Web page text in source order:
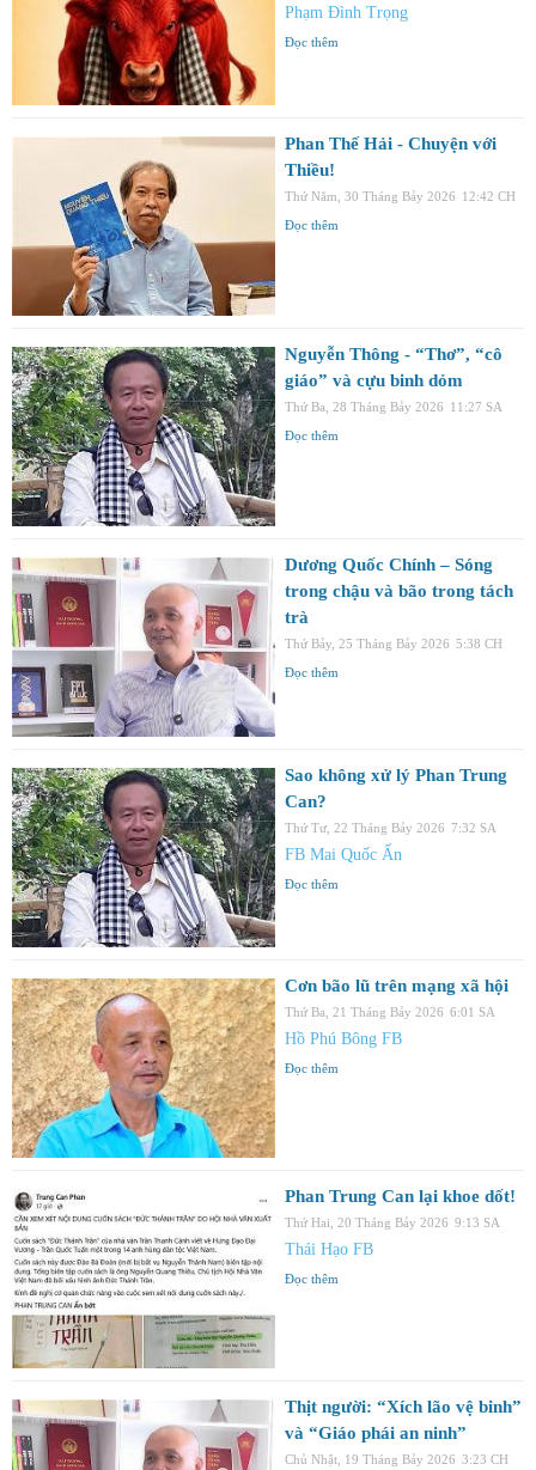
Phạm Đình Trọng
Đọc thêm
Phan Thế Hải - Chuyện với
Thiều!
Thứ Năm, 30 Tháng Bảy 2026 12:42 CH
Đọc thêm
Nguyễn Thông - “Thơ”, “cô
giáo” và cựu binh dỏm
Thứ Ba, 28 Tháng Bảy 2026 11:27 SA
Đọc thêm
Dương Quốc Chính – Sóng
trong chậu và bão trong tách
trà
Thứ Bảy, 25 Tháng Bảy 2026 5:38 CH
Đọc thêm
Sao không xử lý Phan Trung
Can?
Thứ Tư, 22 Tháng Bảy 2026 7:32 SA
FB Mai Quốc Ấn
Đọc thêm
Cơn bão lũ trên mạng xã hội
Thứ Ba, 21 Tháng Bảy 2026 6:01 SA
Hồ Phú Bông FB
Đọc thêm
Phan Trung Can lại khoe dốt!
Thứ Hai, 20 Tháng Bảy 2026 9:13 SA
Thái Hạo FB
Đọc thêm
Thịt người: “Xích lão vệ binh”
và “Giáo phái an ninh”
Chủ Nhật, 19 Tháng Bảy 2026 3:23 CH